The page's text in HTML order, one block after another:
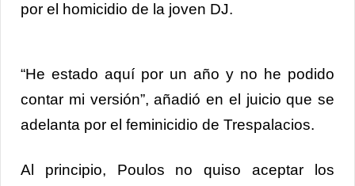
por el homicidio de la joven DJ.
“He estado aquí por un año y no he podido
contar mi versión”, añadió en el juicio que se
adelanta por el feminicidio de Trespalacios.
Al principio, Poulos no quiso aceptar los